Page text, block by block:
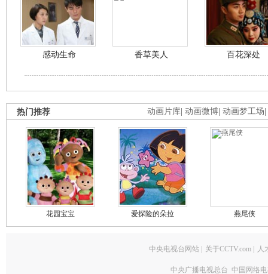
感动生命 香草美人 百花深处
动画片库 动画微博 动画梦工场
热门推荐
花园宝宝 爱探险的朵拉 燕尾侠
中央电视台网站 关于CCTV.com 人
中央广播电视总台 中国网络